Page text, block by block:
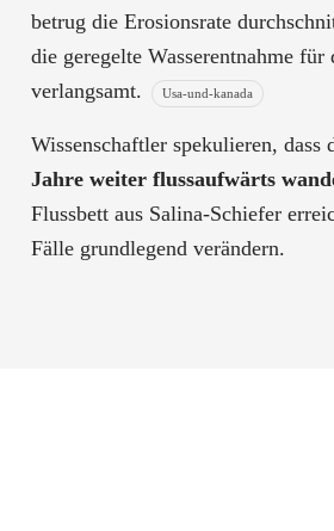
betrug die Erosionsrate
die geregelte Wasserentnahme
verlangsamt.
Usa-und-kanada
Wissenschaftler spekulieren,
Jahre weiter flussaufwärts
Flussbett aus Salina-Schiefer
Fälle grundlegend verändern.